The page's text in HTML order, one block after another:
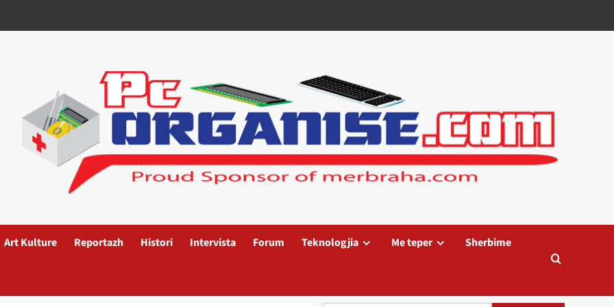
Art Kulture Reportazh Histori Intervista Forum Teknologjia Me teper Sherbime